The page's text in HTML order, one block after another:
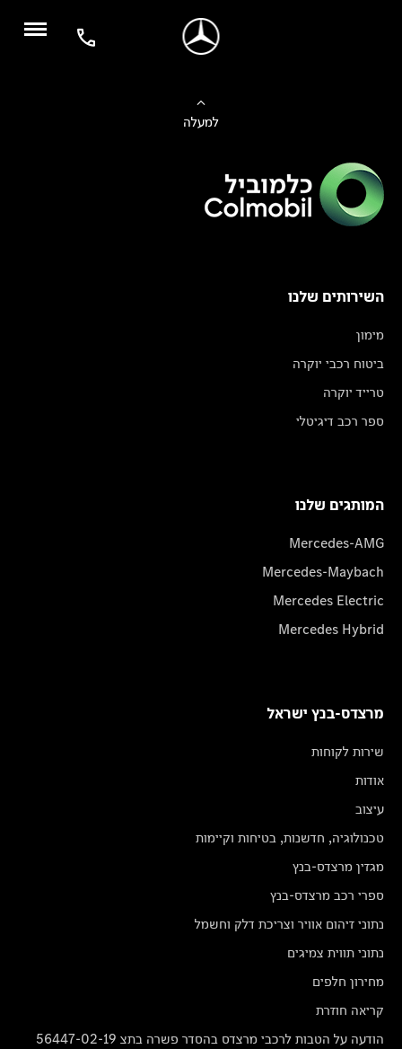
למעלה
השירותים שלנו
מימון
ביטוח רכבי יוקרה
טרייד יוקרה
ספר רכב דיגיטלי
המותגים שלנו
Mercedes-AMG
Mercedes-Maybach
Mercedes Electric
Mercedes Hybrid
מרצדס-בנץ ישראל
שירות לקוחות
אודות
עיצוב
טכנולוגיה, חדשנות, בטיחות וקיימות
מגזין מרצדס-בנץ
ספרי רכב מרצדס-בנץ
נתוני זיהום אוויר וצריכת דלק וחשמל
נתוני תווית צמיגים
מחירון חלפים
קריאה חוזרת
הודעה על הטבות לרכבי מרצדס בהסדר פשרה בתצ 56447-02-19